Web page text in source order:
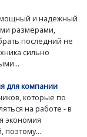
мощный и надежный
размерами,
последний не
сильно
для компании
которые по
на работе - в
экономия
поэтому...